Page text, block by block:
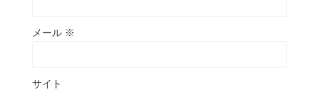
メール ※
サイト